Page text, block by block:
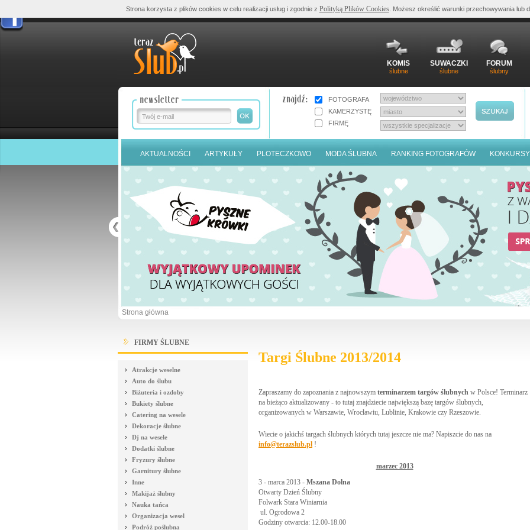
KOMIS
ślubne
SUWACZKI
ślubne
FORUM
ślubny
FOTOGRAFA
KAMERZYSTĘ
FIRMĘ
AKTUALNOŚCI ARTYKUŁY PLOTECZKOWO MODA ŚLUBNA RANKING FOTOGRAFÓW KONKURSY
Strona główna
FIRMY ŚLUBNE
Atrakcje weselne
Auto do ślubu
Biżuteria i ozdoby
Bukiety ślubne
Catering na wesele
Dekoracje ślubne
Dj na wesele
Dodatki ślubne
Fryzury ślubne
Garnitury ślubne
Inne
Makijaż ślubny
Nauka tańca
Organizacja wesel
Podróż poślubna
Targi Ślubne 2013/2014
Zapraszamy do zapoznania z najnowszym terminarzem targów ślubnych w Polsce! Terminarz
na bieżąco aktualizowany - to tutaj znajdziecie największą bazę targów ślubnych,
organizowanych w Warszawie, Wrocławiu, Lublinie, Krakowie czy Rzeszowie.
Wiecie o jakichś targach ślubnych których tutaj jeszcze nie ma? Napiszcie do nas na
info@terazslub.pl !
marzec 2013
3 - marca 2013 - Mszana Dolna
Otwarty Dzień Ślubny
Folwark Stara Winiarnia
ul. Ogrodowa 2
Godziny otwarcia: 12.00-18.00
Strona korzysta z plików cookies w celu realizacji usług i zgodnie z Polityką Plików Cookies. Możesz określić warunki przechowywania lub